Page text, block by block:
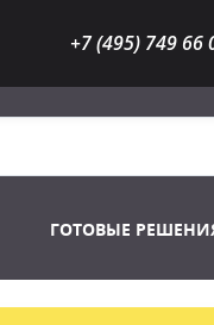
+7 (495) 749 66
ГОТОВЫЕ